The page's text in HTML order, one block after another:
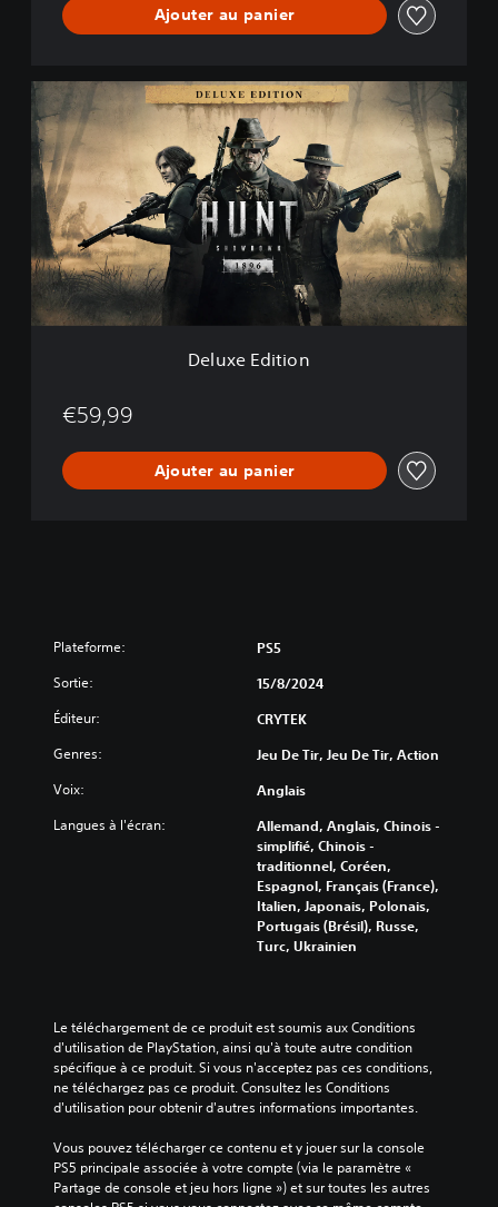
Ajouter au panier
D
e
u
x
i
t
o
Deluxe Edition
€59,99
Ajouter au panier
Plateforme: PS5
Sortie: 15/8/2024
Éditeur: CRYTEK
Genres: Jeu De Tir, Jeu De Tir, Action
Voix: Anglais
Langues à l'écran:
Allemand, Anglais, Chinois -
simplifié, Chinois -
traditionnel, Coréen,
Espagnol, Français (France),
Italien, Japonais, Polonais,
Portugais (Brésil), Russe,
Turc, Ukrainien
Le téléchargement de ce produit est soumis aux Conditions
d'utilisation de PlayStation, ainsi qu'à toute autre condition
spécifique à ce produit. Si vous n'acceptez pas ces conditions,
ne téléchargez pas ce produit. Consultez les Conditions
d'utilisation pour obtenir d'autres informations importantes.
Vous pouvez télécharger ce contenu et y jouer sur la console
PS5 principale associée à votre compte (via le paramètre «
Partage de console et jeu hors ligne ») et sur toutes les autres